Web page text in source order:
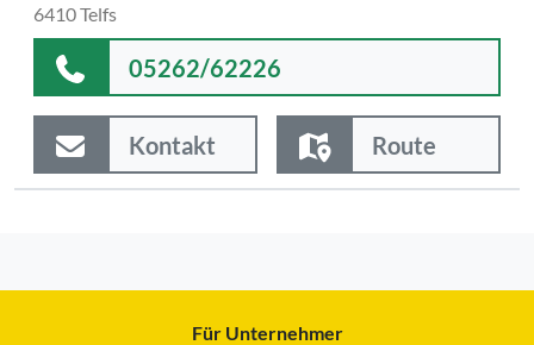
6410 Telfs
05262/62226
Kontakt Route
Für Unternehmer